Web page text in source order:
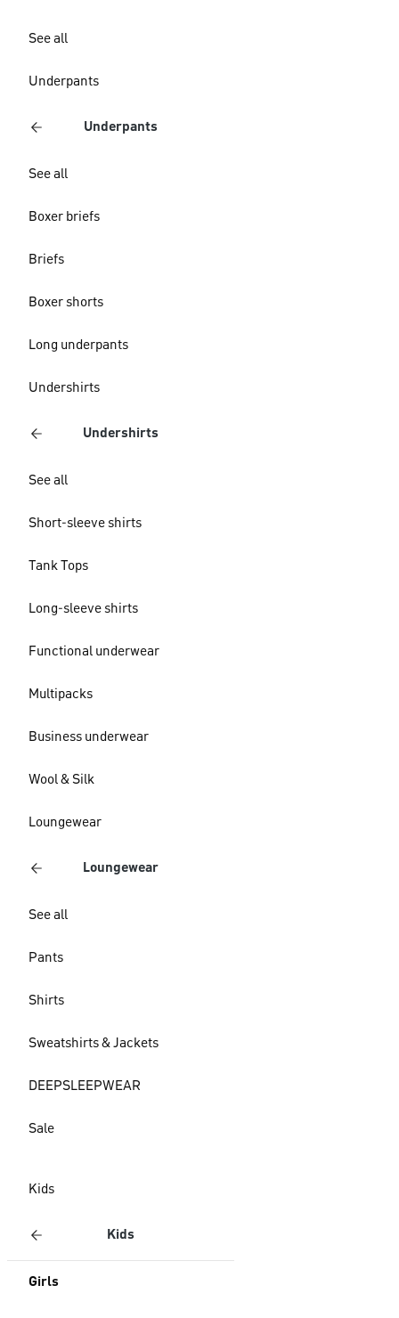
See all
Underpants
Underpants
See all
Boxer briefs
Briefs
Boxer shorts
Long underpants
Undershirts
Undershirts
See all
Short-sleeve shirts
Tank Tops
Long-sleeve shirts
Functional underwear
Multipacks
Business underwear
Wool & Silk
Loungewear
Loungewear
See all
Pants
Shirts
Sweatshirts & Jackets
DEEPSLEEPWEAR
Sale
Kids
Kids
Girls